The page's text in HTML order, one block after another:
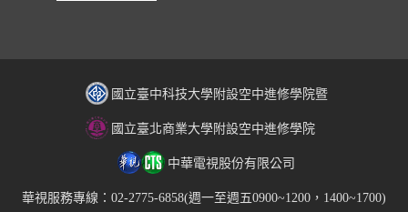
國立臺中科技大學附設空中進修學院暨
國立臺北商業大學附設空中進修學院
中華電視股份有限公司
華視服務專線：02-2775-6858(週一至週五0900~1200，1400~1700)